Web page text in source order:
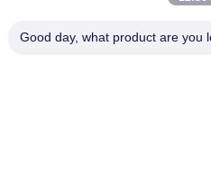
Schichtdickenmessgerät
Good day, what product are you